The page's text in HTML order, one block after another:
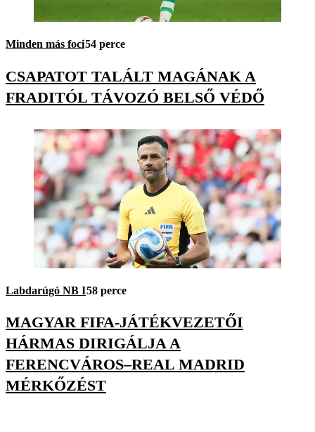
Minden más foci54 perce
CSAPATOT TALÁLT MAGÁNAK A
FRADITÓL TÁVOZÓ BELSŐ VÉDŐ
Labdarúgó NB I58 perce
MAGYAR FIFA-JÁTÉKVEZETŐI
HÁRMAS DIRIGÁLJA A
FERENCVÁROS–REAL MADRID
MÉRKŐZÉST